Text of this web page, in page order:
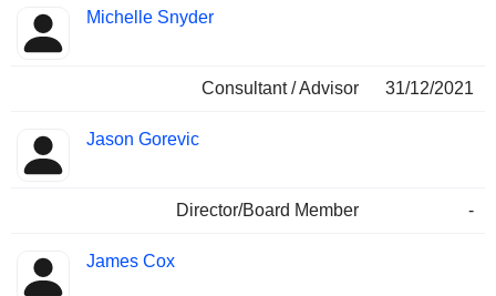
Michelle Snyder
Consultant / Advisor 31/12/2021
Jason Gorevic
Director/Board Member -
James Cox